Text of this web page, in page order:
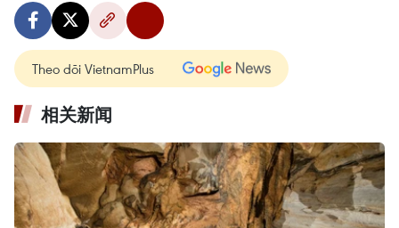
Theo dõi VietnamPlus
相关新闻